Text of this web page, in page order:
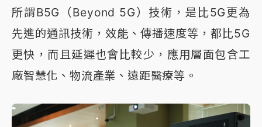
所謂B5G（Beyond 5G）技術，是比5G更為
先進的通訊技術，效能、傳播速度等，都比5G
更快，而且延遲也會比較少，應用層面包含工
廠智慧化、物流產業、遠距醫療等。